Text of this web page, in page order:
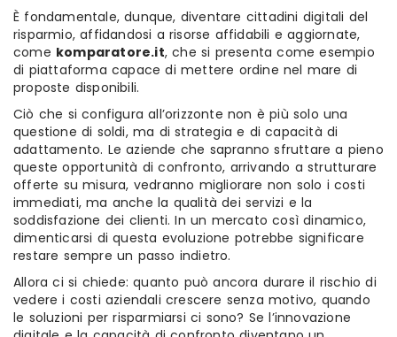
È fondamentale, dunque, diventare cittadini digitali del
risparmio, affidandosi a risorse affidabili e aggiornate,
come komparatore.it, che si presenta come esempio
di piattaforma capace di mettere ordine nel mare di
proposte disponibili.
Ciò che si configura all’orizzonte non è più solo una
questione di soldi, ma di strategia e di capacità di
adattamento. Le aziende che sapranno sfruttare a pieno
queste opportunità di confronto, arrivando a strutturare
offerte su misura, vedranno migliorare non solo i costi
immediati, ma anche la qualità dei servizi e la
soddisfazione dei clienti. In un mercato così dinamico,
dimenticarsi di questa evoluzione potrebbe significare
restare sempre un passo indietro.
Allora ci si chiede: quanto può ancora durare il rischio di
vedere i costi aziendali crescere senza motivo, quando
le soluzioni per risparmiarsi ci sono? Se l’innovazione